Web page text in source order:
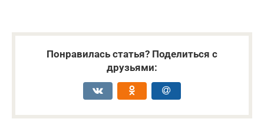
Понравилась статья? Поделиться с
друзьями: